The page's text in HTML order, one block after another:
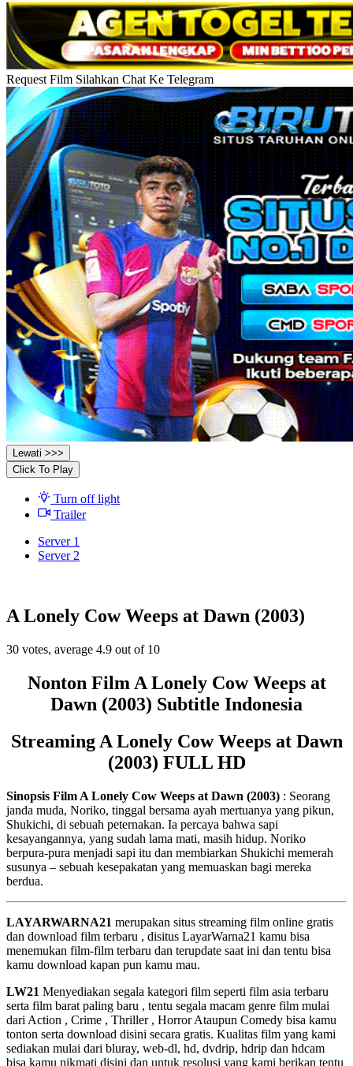
Request Film Silahkan Chat Ke Telegram
Lewati >>>
Click To Play
Turn off light
Trailer
Server 1
Server 2
A Lonely Cow Weeps at Dawn (2003)
30 votes, average 4.9 out of 10
Nonton Film A Lonely Cow Weeps at
Dawn (2003) Subtitle Indonesia
Streaming A Lonely Cow Weeps at Dawn
(2003) FULL HD
Sinopsis Film A Lonely Cow Weeps at Dawn (2003) : Seorang
janda muda, Noriko, tinggal bersama ayah mertuanya yang pikun,
Shukichi, di sebuah peternakan. Ia percaya bahwa sapi
kesayangannya, yang sudah lama mati, masih hidup. Noriko
berpura-pura menjadi sapi itu dan membiarkan Shukichi memerah
susunya – sebuah kesepakatan yang memuaskan bagi mereka
berdua.
LAYARWARNA21 merupakan situs streaming film online gratis
dan download film terbaru , disitus LayarWarna21 kamu bisa
menemukan film-film terbaru dan terupdate saat ini dan tentu bisa
kamu download kapan pun kamu mau.
LW21 Menyediakan segala kategori film seperti film asia terbaru
serta film barat paling baru , tentu segala macam genre film mulai
dari Action , Crime , Thriller , Horror Ataupun Comedy bisa kamu
tonton serta download disini secara gratis. Kualitas film yang kami
sediakan mulai dari bluray, web-dl, hd, dvdrip, hdrip dan hdcam
bisa kamu nikmati disini dan untuk resolusi yang kami berikan tentu